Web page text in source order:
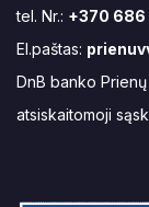
tel. Nr.: +370 686
El.paštas:
DnB banko
atsiskaitomoji